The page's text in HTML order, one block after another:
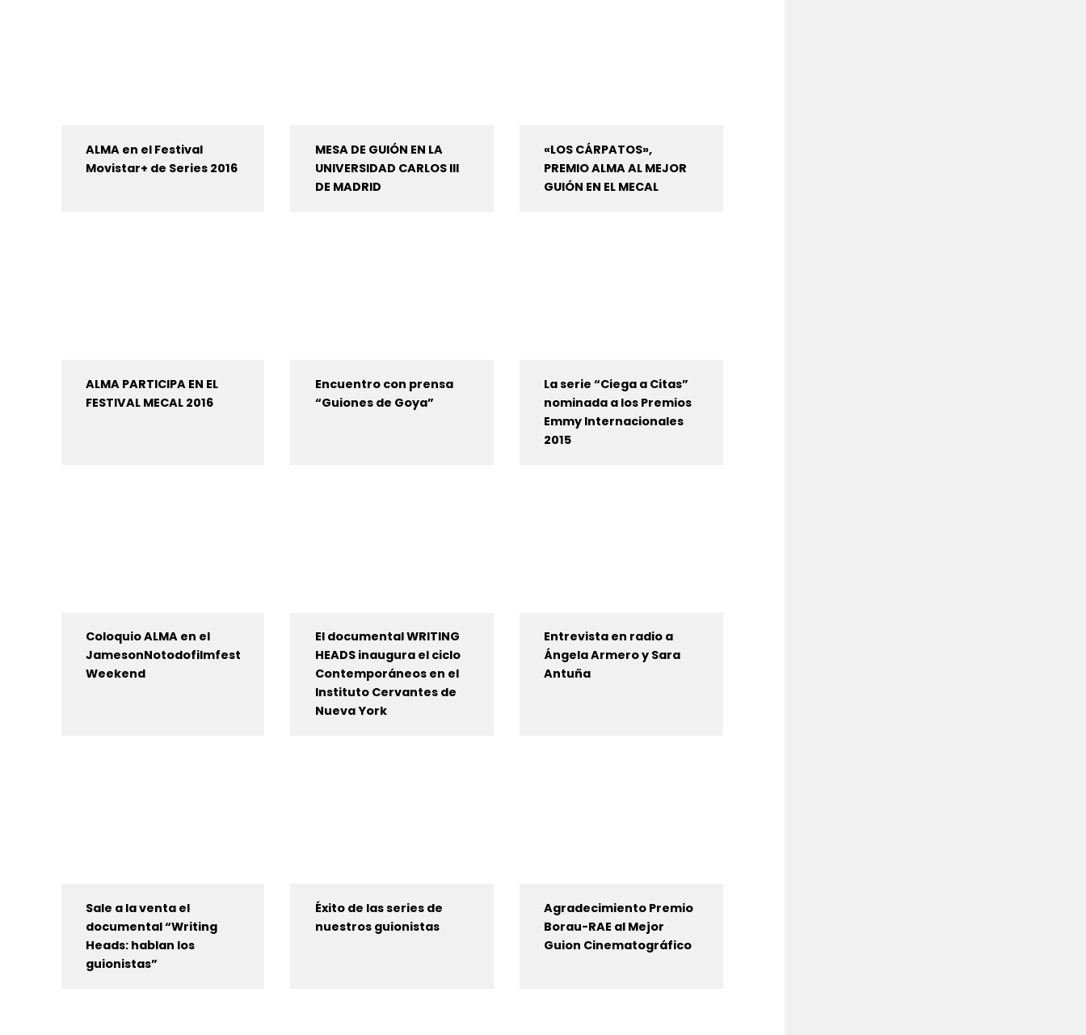
ALMA en el Festival
Movistar+ de Series 2016
MESA DE GUIÓN EN LA
UNIVERSIDAD CARLOS III
DE MADRID
«LOS CÁRPATOS»,
PREMIO ALMA AL MEJOR
GUIÓN EN EL MECAL
ALMA PARTICIPA EN EL
FESTIVAL MECAL 2016
Encuentro con prensa
“Guiones de Goya”
La serie “Ciega a Citas”
nominada a los Premios
Emmy Internacionales
2015
Coloquio ALMA en el
JamesonNotodofilmfest
Weekend
El documental WRITING
HEADS inaugura el ciclo
Contemporáneos en el
Instituto Cervantes de
Nueva York
Entrevista en radio a
Ángela Armero y Sara
Antuña
Sale a la venta el
documental “Writing
Heads: hablan los
guionistas”
Éxito de las series de
nuestros guionistas
Agradecimiento Premio
Borau-RAE al Mejor
Guion Cinematográfico